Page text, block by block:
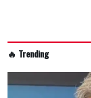
🔥 Trending